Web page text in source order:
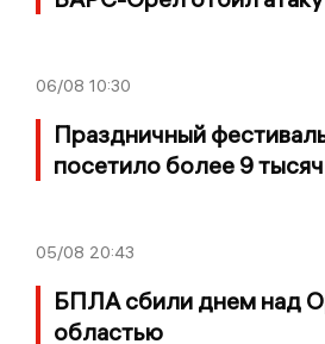
06/08 10:30
Праздничный
посетило более 9
05/08 20:43
БПЛА сбили днем над
областью